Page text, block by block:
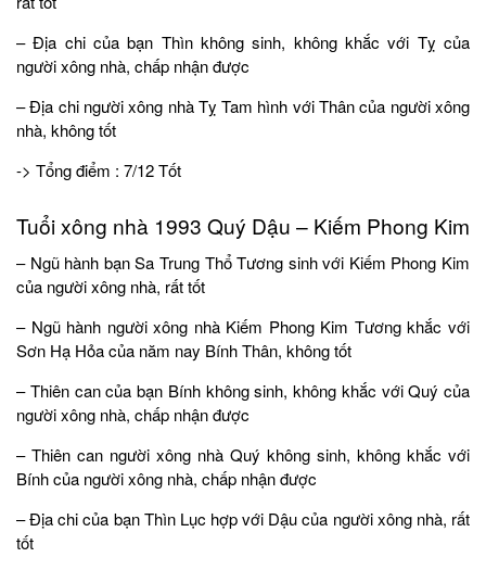
– Địa chi của bạn Thìn không sinh, không khắc với Tỵ của
người xông nhà, chấp nhận được
– Địa chi người xông nhà Tỵ Tam hình với Thân của người xông
nhà, không tốt
-> Tổng điểm : 7/12 Tốt
Tuổi xông nhà 1993 Quý Dậu – Kiếm Phong Kim
– Ngũ hành bạn Sa Trung Thổ Tương sinh với Kiếm Phong Kim
của người xông nhà, rất tốt
– Ngũ hành người xông nhà Kiếm Phong Kim Tương khắc với
Sơn Hạ Hỏa của năm nay Bính Thân, không tốt
– Thiên can của bạn Bính không sinh, không khắc với Quý của
người xông nhà, chấp nhận được
– Thiên can người xông nhà Quý không sinh, không khắc với
Bính của người xông nhà, chấp nhận được
– Địa chi của bạn Thìn Lục hợp với Dậu của người xông nhà, rất
tốt